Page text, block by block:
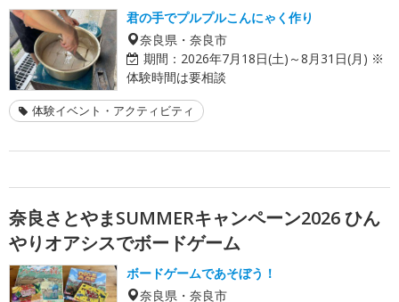
君の手でプルプルこんにゃく作り
奈良県・奈良市
期間： 2026年7月18日(土)～8月31日(月) ※
体験時間は要相談
体験イベント・アクティビティ
奈良さとやまSUMMERキャンペーン2026 ひん
やりオアシスでボードゲーム
ボードゲームであそぼう！
奈良県・奈良市